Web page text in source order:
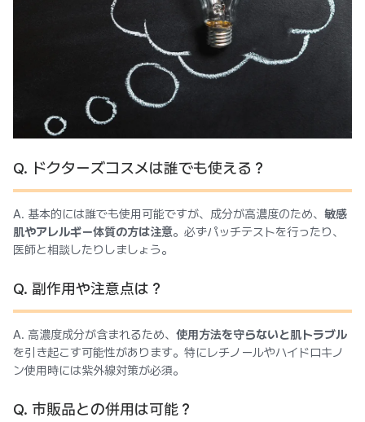
Q. ドクターズコスメは誰でも使える？
A. 基本的には誰でも使用可能ですが、成分が高濃度のため、 敏感
肌やアレルギー体質の方は注意。必ずパッチテストを行ったり、
医師と相談したりしましょう。
Q. 副作用や注意点は？
A. 高濃度成分が含まれるため、 使用方法を守らないと肌トラブル
を引き起こす可能性があります。特にレチノールやハイドロキノ
ン使用時には紫外線対策が必須。
Q. 市販品との併用は可能？